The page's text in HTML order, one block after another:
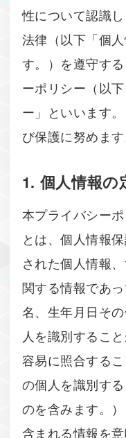
性について認識
法律（以下「個
す。）を遵守す
ーポリシー（以
ー」といいます
び保護に努めます
1. 個人情報の
本プライバシー
とは、個人情報
された個人情報
関する情報であ
名、生年月日そ
人を識別するこ
容易に照合する
の個人を識別す
のを含みます。
含まれる情報を